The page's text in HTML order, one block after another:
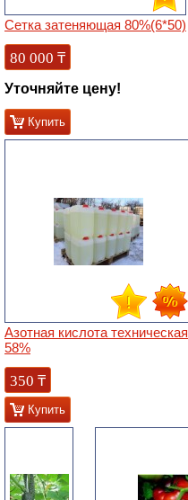
Сетка затеняющая 80%(6*50)
80 000 ₸
Уточняйте цену!
Купить
Азотная кислота техническая
58%
350 ₸
Купить